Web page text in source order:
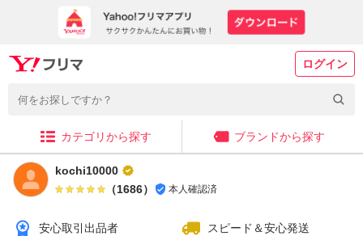
ログイン
カテゴリから探す ブランドから探す
kochi10000
（1686） 本人確認済
安心取引出品者
スピード＆安心発送